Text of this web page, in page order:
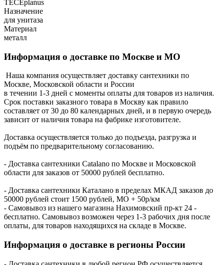
TECEplanus
Назначение
для унитаза
Материал
металл
Информация о доставке по Москве и МО
Наша компания осуществляет доставку сантехники по
Москве, Московской области и России
в течении 1-3 дней с моменты оплаты для товаров из наличия.
Срок поставки заказного товара в Москву как правило
составляет от 30 до 80 календарных дней, и в первую очередь
зависит от наличия товара на фабрике изготовителе.
Доставка осуществляется только до подъезда, разгрузка и
подъём по предварительному согласованию.
- Доставка сантехники Catalano по Москве и Московской
области для заказов от 50000 рублей бесплатно.
- Доставка сантехники Каталано в пределах МКАД заказов до
50000 рублей стоит 1500 рублей, МО + 50р/км
- Самовывоз из нашего магазина Нахимовский пр-кт 24 -
бесплатно. Самовывоз возможен через 1-3 рабочих дня после
оплаты, для товаров находящихся на складе в Москве.
Информация о доставке в регионы России